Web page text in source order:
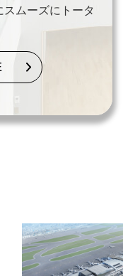
ムーズにトータ